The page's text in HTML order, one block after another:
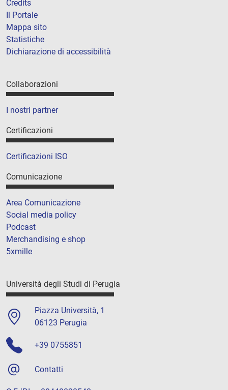
Credits
Il Portale
Mappa sito
Statistiche
Dichiarazione di accessibilità
Collaborazioni
I nostri partner
Certificazioni
Certificazioni ISO
Comunicazione
Area Comunicazione
Social media policy
Podcast
Merchandising e shop
5xmille
Università degli Studi di Perugia
Piazza Università, 1
06123 Perugia
+39 0755851
Contatti